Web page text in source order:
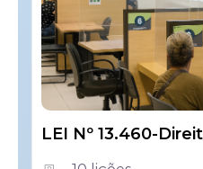
LEI Nº 13.460-